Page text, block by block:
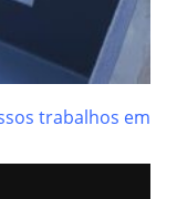
trabalhos em